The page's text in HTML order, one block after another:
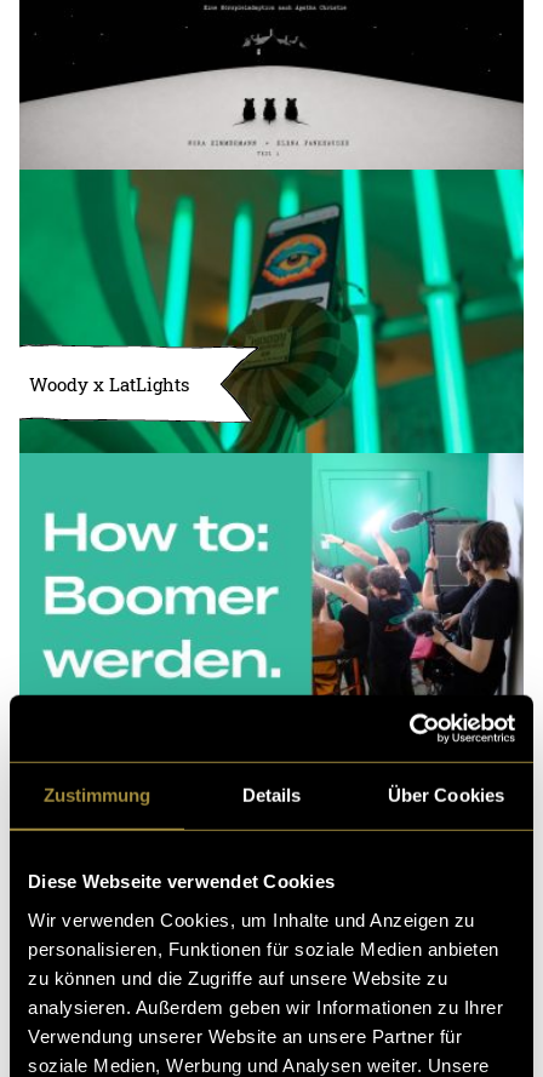
Zustimmung Details Über Cookies
Diese Webseite verwendet Cookies
Wir verwenden Cookies, um Inhalte und Anzeigen zu
personalisieren, Funktionen für soziale Medien anbieten
zu können und die Zugriffe auf unsere Website zu
analysieren. Außerdem geben wir Informationen zu Ihrer
Verwendung unserer Website an unsere Partner für
soziale Medien, Werbung und Analysen weiter. Unsere
Woody x LatLights